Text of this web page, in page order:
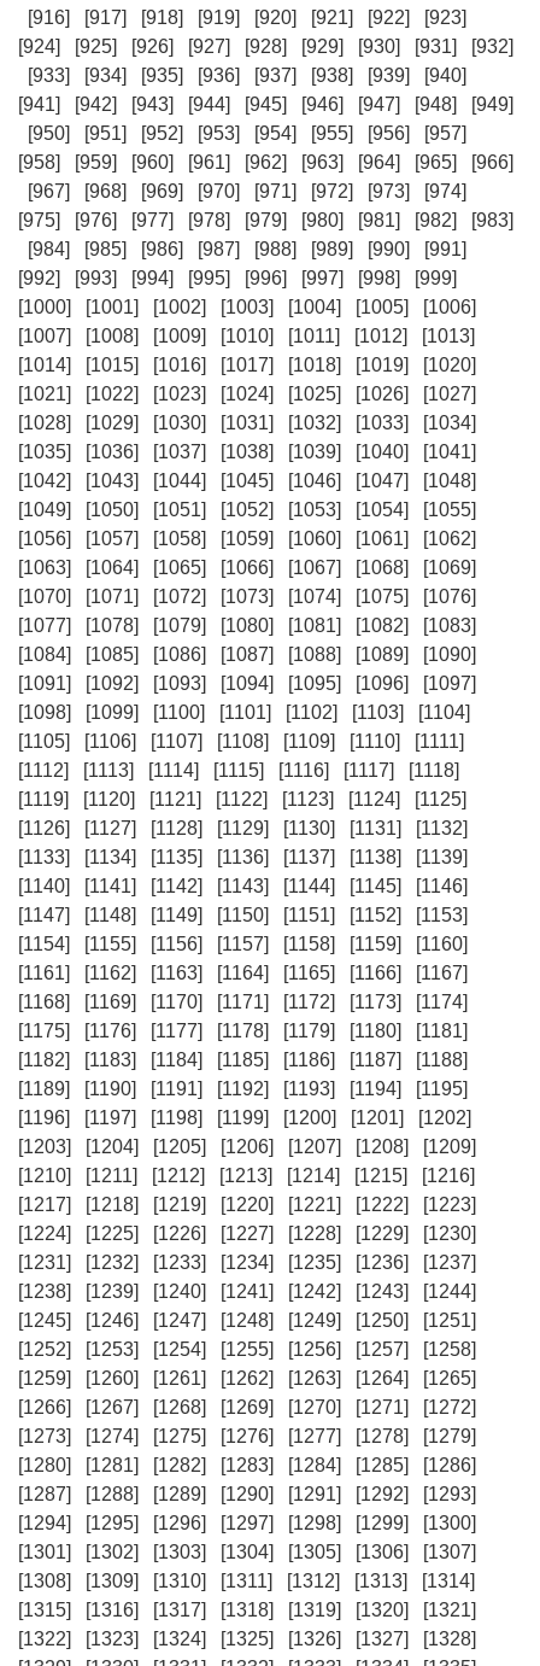
[916] [917] [918] [919] [920] [921] [922]
[923]
[924]
[925] [926] [927] [928] [929] [930] [931]
[932]
[933]
[934] [935] [936] [937] [938] [939]
[940]
[941]
[942] [943] [944] [945] [946] [947] [948]
[949]
[950]
[951] [952] [953] [954] [955] [956]
[957]
[958]
[959] [960] [961] [962] [963] [964] [965]
[966]
[967]
[968] [969] [970] [971] [972] [973]
[974]
[975]
[976] [977] [978] [979] [980] [981] [982]
[983]
[984]
[985] [986] [987] [988] [989] [990]
[991]
[992]
[993] [994] [995] [996] [997] [998]
[999]
[1000]
[1001] [1002] [1003] [1004] [1005]
[1006]
[1007]
[1008] [1009] [1010] [1011] [1012]
[1013]
[1014]
[1015] [1016] [1017] [1018] [1019]
[1020]
[1021]
[1022] [1023] [1024] [1025] [1026]
[1027]
[1028]
[1029] [1030] [1031] [1032] [1033]
[1034]
[1035]
[1036] [1037] [1038] [1039] [1040]
[1041]
[1042]
[1043] [1044] [1045] [1046] [1047]
[1048]
[1049]
[1050] [1051] [1052] [1053] [1054]
[1055]
[1056]
[1057] [1058] [1059] [1060] [1061]
[1062]
[1063]
[1064] [1065] [1066] [1067] [1068]
[1069]
[1070]
[1071] [1072] [1073] [1074] [1075]
[1076]
[1077]
[1078] [1079] [1080] [1081] [1082]
[1083]
[1084]
[1085] [1086] [1087] [1088] [1089]
[1090]
[1091]
[1092] [1093] [1094] [1095] [1096]
[1097]
[1098]
[1099] [1100] [1101] [1102] [1103]
[1104]
[1105]
[1106] [1107] [1108] [1109] [1110]
[1111]
[1112]
[1113] [1114] [1115] [1116] [1117]
[1118]
[1119]
[1120] [1121] [1122] [1123] [1124]
[1125]
[1126]
[1127] [1128] [1129] [1130] [1131]
[1132]
[1133]
[1134] [1135] [1136] [1137] [1138]
[1139]
[1140]
[1141] [1142] [1143] [1144] [1145]
[1146]
[1147]
[1148] [1149] [1150] [1151] [1152]
[1153]
[1154]
[1155] [1156] [1157] [1158] [1159]
[1160]
[1161]
[1162] [1163] [1164] [1165] [1166]
[1167]
[1168]
[1169] [1170] [1171] [1172] [1173]
[1174]
[1175]
[1176] [1177] [1178] [1179] [1180]
[1181]
[1182]
[1183] [1184] [1185] [1186] [1187]
[1188]
[1189]
[1190] [1191] [1192] [1193] [1194]
[1195]
[1196]
[1197] [1198] [1199] [1200] [1201]
[1202]
[1203]
[1204] [1205] [1206] [1207] [1208]
[1209]
[1210]
[1211] [1212] [1213] [1214] [1215]
[1216]
[1217]
[1218] [1219] [1220] [1221] [1222]
[1223]
[1224]
[1225] [1226] [1227] [1228] [1229]
[1230]
[1231]
[1232] [1233] [1234] [1235] [1236]
[1237]
[1238]
[1239] [1240] [1241] [1242] [1243]
[1244]
[1245]
[1246] [1247] [1248] [1249] [1250]
[1251]
[1252]
[1253] [1254] [1255] [1256] [1257]
[1258]
[1259]
[1260] [1261] [1262] [1263] [1264]
[1265]
[1266]
[1267] [1268] [1269] [1270] [1271]
[1272]
[1273]
[1274] [1275] [1276] [1277] [1278]
[1279]
[1280]
[1281] [1282] [1283] [1284] [1285]
[1286]
[1287]
[1288] [1289] [1290] [1291] [1292]
[1293]
[1294]
[1295] [1296] [1297] [1298] [1299]
[1300]
[1301]
[1302] [1303] [1304] [1305] [1306]
[1307]
[1308]
[1309] [1310] [1311] [1312] [1313]
[1314]
[1315]
[1316] [1317] [1318] [1319] [1320]
[1321]
[1322]
[1323] [1324] [1325] [1326] [1327]
[1328]